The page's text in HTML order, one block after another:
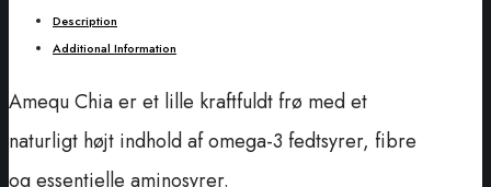
Description
Additional Information
Amequ Chia er et lille kraftfuldt frø med et
naturligt højt indhold af omega-3 fedtsyrer, fibre
og essentielle aminosyrer.